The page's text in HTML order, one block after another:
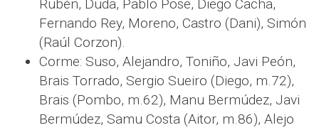
Rubén, Duda, Pablo Pose, Diego Cacha,
Fernando Rey, Moreno, Castro (Dani), Simón
(Raúl Corzon).
Corme: Suso, Alejandro, Toniño, Javi Peón,
Brais Torrado, Sergio Sueiro (Diego, m.72),
Brais (Pombo, m.62), Manu Bermúdez, Javi
Bermúdez, Samu Costa (Aitor, m.86), Alejo